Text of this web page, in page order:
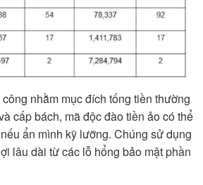
nhằm mục đích tống tiền thường
cấp bách, mã độc đào tiền ảo có thể
ẩn mình kỹ lưỡng. Chúng sử dụng
lâu dài từ các lỗ hổng bảo mật phần